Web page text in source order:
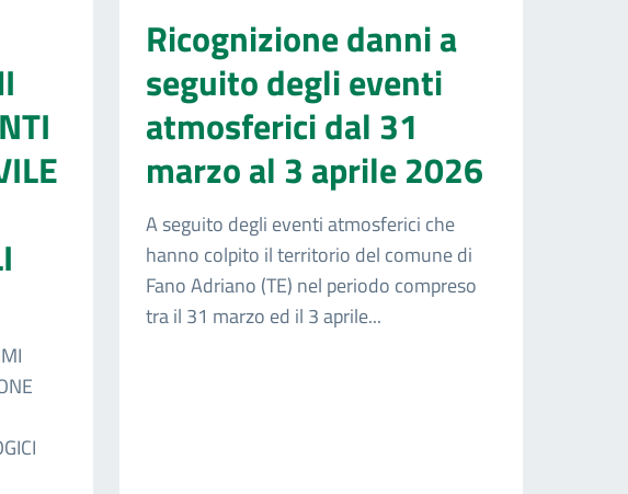
Ricognizione danni a
seguito degli eventi
atmosferici dal 31
marzo al 3 aprile 2026
A seguito degli eventi atmosferici che
hanno colpito il territorio del comune di
Fano Adriano (TE) nel periodo compreso
tra il 31 marzo ed il 3 aprile...